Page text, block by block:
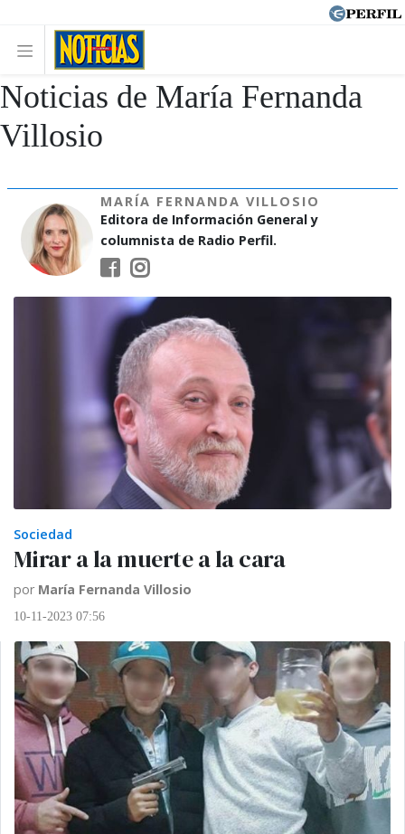
Noticias de María Fernanda
Villosio
MARÍA FERNANDA VILLOSIO
Editora de Información General y
columnista de Radio Perfil.
Sociedad
Mirar a la muerte a la cara
por María Fernanda Villosio
10-11-2023 07:56